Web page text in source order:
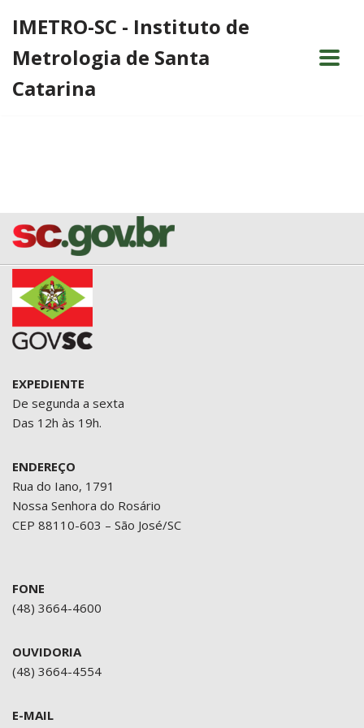
para
o
IMETRO-SC - Instituto de
Metrologia de Santa
Catarina
EXPEDIENTE
De segunda a sexta
Das 12h às 19h.
ENDEREÇO
Rua do Iano, 1791
Nossa Senhora do Rosário
CEP 88110-603 – São José/SC
FONE
(48) 3664-4600
OUVIDORIA
(48) 3664-4554
E-MAIL